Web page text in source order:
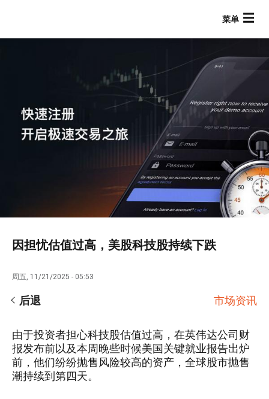
因担忧估值过高，美股科技股持续下跌
周五, 11/21/2025 - 05:53
后退 市场资讯
由于投资者担心科技股估值过高，在英伟达公司财
报发布前以及本周晚些时候美国关键就业报告出炉
前，他们纷纷抛售风险较高的资产，全球股市抛售
潮持续到第四天。